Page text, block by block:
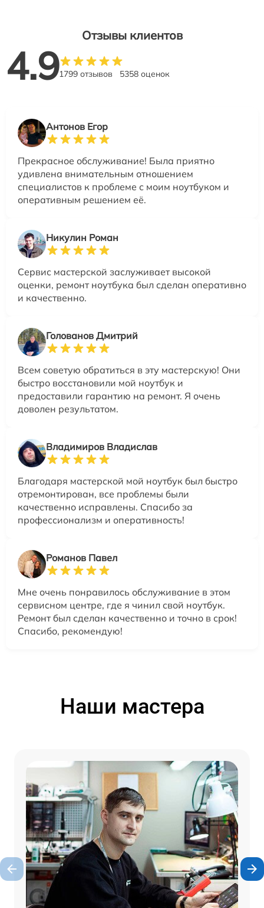
Отзывы клиентов
4.91799 отзывов 5358 оценок
Антонов Егор
Прекрасное обслуживание! Была приятно
удивлена внимательным отношением
специалистов к проблеме с моим ноутбуком и
оперативным решением её.
Никулин Роман
Сервис мастерской заслуживает высокой
оценки, ремонт ноутбука был сделан оперативно
и качественно.
Голованов Дмитрий
Всем советую обратиться в эту мастерскую! Они
быстро восстановили мой ноутбук и
предоставили гарантию на ремонт. Я очень
доволен результатом.
Владимиров Владислав
Благодаря мастерской мой ноутбук был быстро
отремонтирован, все проблемы были
качественно исправлены. Спасибо за
профессионализм и оперативность!
Романов Павел
Мне очень понравилось обслуживание в этом
сервисном центре, где я чинил свой ноутбук.
Ремонт был сделан качественно и точно в срок!
Спасибо, рекомендую!
Наши мастера